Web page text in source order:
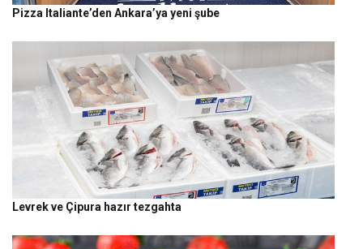
Pizza Italiante’den Ankara’ya yeni şube
Levrek ve Çipura hazır tezgahta